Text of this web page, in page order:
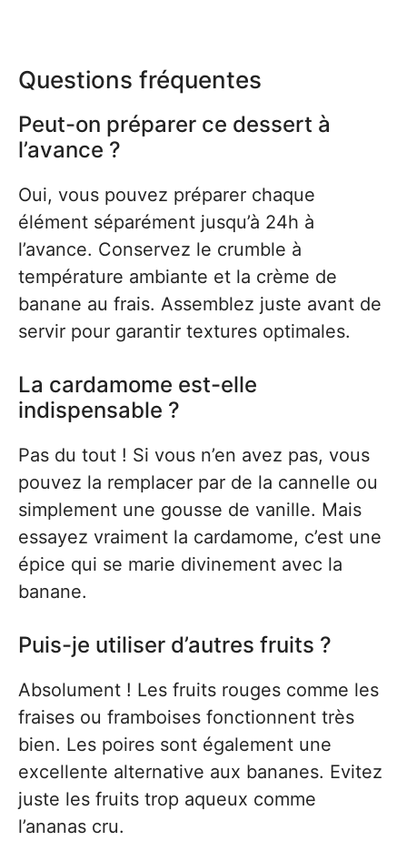
Questions fréquentes
Peut-on préparer ce dessert à
l’avance ?
Oui, vous pouvez préparer chaque
élément séparément jusqu’à 24h à
l’avance. Conservez le crumble à
température ambiante et la crème de
banane au frais. Assemblez juste avant de
servir pour garantir textures optimales.
La cardamome est-elle
indispensable ?
Pas du tout ! Si vous n’en avez pas, vous
pouvez la remplacer par de la cannelle ou
simplement une gousse de vanille. Mais
essayez vraiment la cardamome, c’est une
épice qui se marie divinement avec la
banane.
Puis-je utiliser d’autres fruits ?
Absolument ! Les fruits rouges comme les
fraises ou framboises fonctionnent très
bien. Les poires sont également une
excellente alternative aux bananes. Evitez
juste les fruits trop aqueux comme
l’ananas cru.